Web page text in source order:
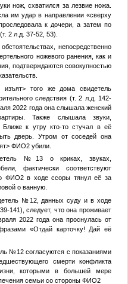
нож, схватился за лезвие ножа.
им удар в направлении «сверху
к дочери, а затем по
2 л.д. 37-52, 53).
непосредственно
ножевого ранения, как и
подтверждаются совокупностью
изъят> того же дома свидетель
следствия (т. 2 л.д. 142-
2022 года она слышала женский
Также слышала звуки,
к утру кто-то стучал в её
дверь. Утром от соседей она
ФИО2убили.
№13 о криках, звуках,
фактически соответствуют
ФИО2в ходе ссоры тянул её за
о ванную.
№12, данных суду и в ходе
141), следует, что она проживает
2022 года она проснулась от
«Отдай карточку! Дай её
№12согласуются с показаниями
смерти конфликта
которыми в большей мере
семьи со стороны ФИО2